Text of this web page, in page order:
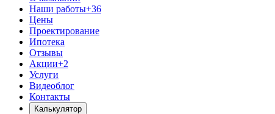
Наши работы+36
Цены
Проектирование
Ипотека
Отзывы
Акции+2
Услуги
Видеоблог
Контакты
Калькулятор